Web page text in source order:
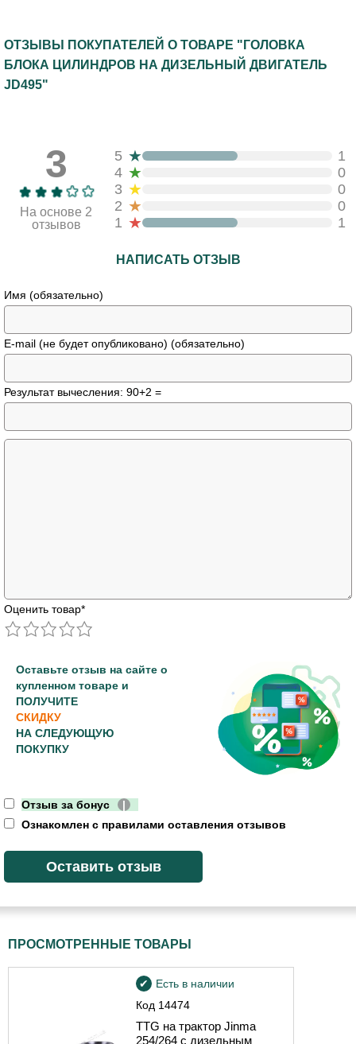
ОТЗЫВЫ ПОКУПАТЕЛЕЙ О ТОВАРЕ "ГОЛОВКА
БЛОКА ЦИЛИНДРОВ НА ДИЗЕЛЬНЫЙ ДВИГАТЕЛЬ
JD495"
3
На основе 2
отзывов
5 ★
1
4 ★
0
3 ★
0
2 ★
0
1 ★ 1
НАПИСАТЬ ОТЗЫВ
Имя (обязательно)
E-mail (не будет опубликовано) (обязательно)
Результат вычесления: 90+2 =
Оценить товар*
Оставьте отзыв на сайте о
купленном товаре и
ПОЛУЧИТЕ
СКИДКУ
НА СЛЕДУЮЩУЮ
ПОКУПКУ
Отзыв за бонус
|
Ознакомлен с правилами оставления отзывов
ПРОСМОТРЕННЫЕ ТОВАРЫ
Код 14474
Есть в наличии
TTG на трактор Jinma
254/264 с дизельным